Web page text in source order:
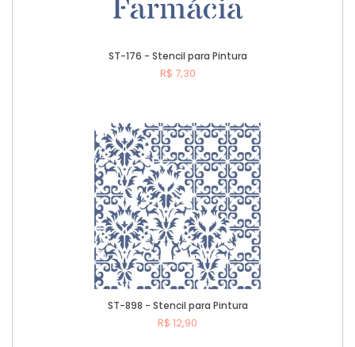
ST-176 - Stencil para Pintura
R$ 7,30
ST-898 - Stencil para Pintura
R$ 12,90